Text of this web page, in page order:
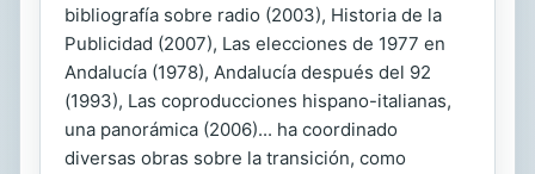
bibliografía sobre radio (2003), Historia de la
Publicidad (2007), Las elecciones de 1977 en
Andalucía (1978), Andalucía después del 92
(1993), Las coproducciones hispano-italianas,
una panorámica (2006)... ha coordinado
diversas obras sobre la transición, como